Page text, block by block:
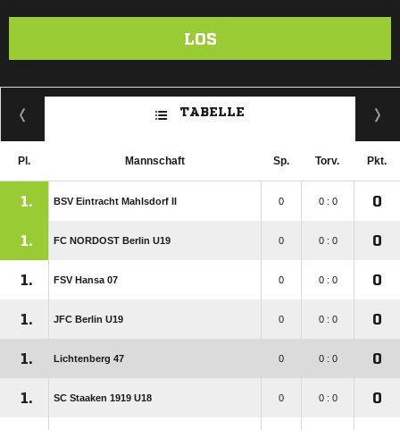
LOS
TABELLE
Pl. Mannschaft Sp. Torv. Pkt.
1. BSV Eintracht Mahlsdorf II 0 0 : 0 0
1. FC NORDOST Berlin U19 0 0 : 0 0
1. FSV Hansa 07 0 0 : 0 0
1. JFC Berlin U19 0 0 : 0 0
1. Lichtenberg 47 0 0 : 0 0
1. SC Staaken 1919 U18 0 0 : 0 0